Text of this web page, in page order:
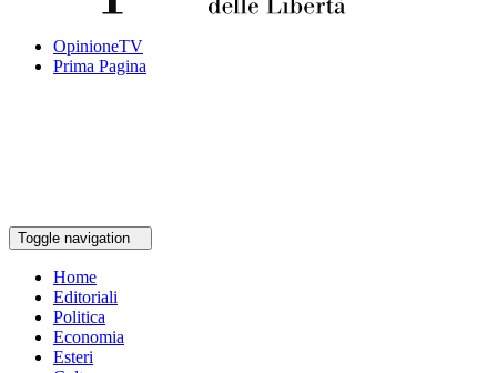
OpinioneTV
Prima Pagina
Toggle navigation
Home
Editoriali
Politica
Economia
Esteri